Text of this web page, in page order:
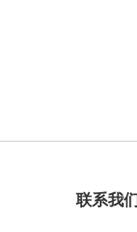
联系我